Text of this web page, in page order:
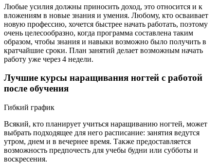
Любые усилия должны приносить доход, это относится и к
вложениям в новые знания и умения. Любому, кто осваивает
новую профессию, хочется быстрее начать работать, поэтому
очень целесообразно, когда программа составлена таким
образом, чтобы знания и навыки возможно было получить в
кратчайшие сроки. План занятий делает возможным начать
работу уже через 4 недели.
Лучшие курсы наращивания ногтей с работой
после обучения
Гибкий график
Всякий, кто планирует учиться наращиванию ногтей, может
выбрать подходящее для него расписание: занятия ведутся
утром, днем и в вечернее время. Также предоставляется
возможность предпочесть для учебы будни или субботы и
воскресения.